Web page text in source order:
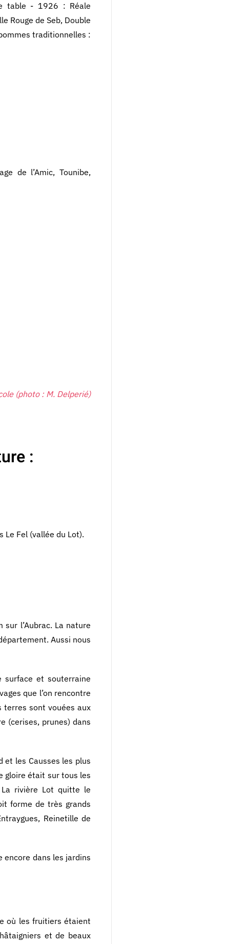
table - 1926 : Réale
Rouge de Seb, Double
traditionnelles :
de l’Amic, Tounibe,
(photo : M. Delperié)
:
Le Fel (vallée du Lot).
l’Aubrac. La nature
Aussi nous
surface et souterraine
que l’on rencontre
terres sont vouées aux
(cerises, prunes) dans
et les Causses les plus
gloire était sur tous les
rivière Lot quitte le
forme de très grands
Reinetille de
encore dans les jardins
où les fruitiers étaient
et de beaux